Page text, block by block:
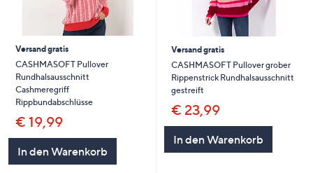
Versand gratis
CASHMASOFT Pullover
Rundhalsausschnitt
Cashmeregriff
Rippbundabschlüsse
€ 19,99
In den Warenkorb
Versand gratis
CASHMASOFT Pullover grober
Rippenstrick Rundhalsausschnitt
gestreift
€ 23,99
In den Warenkorb